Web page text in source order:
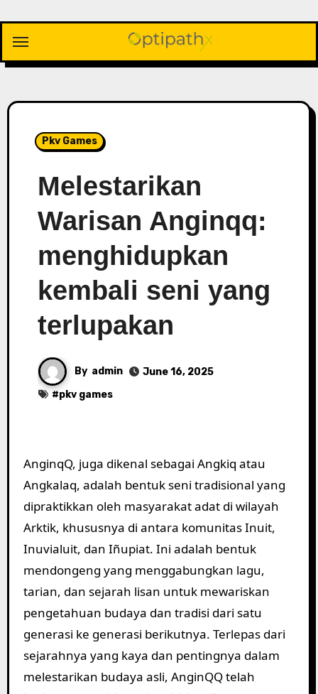
content
Pkv Games
Melestarikan
Warisan Anginqq:
menghidupkan
kembali seni yang
terlupakan
By admin
June 16, 2025
#pkv games
AnginqQ, juga dikenal sebagai Angkiq atau
Angkalaq, adalah bentuk seni tradisional yang
dipraktikkan oleh masyarakat adat di wilayah
Arktik, khususnya di antara komunitas Inuit,
Inuvialuit, dan Iñupiat. Ini adalah bentuk
mendongeng yang menggabungkan lagu,
tarian, dan sejarah lisan untuk mewariskan
pengetahuan budaya dan tradisi dari satu
generasi ke generasi berikutnya. Terlepas dari
sejarahnya yang kaya dan pentingnya dalam
melestarikan budaya asli, AnginQQ telah